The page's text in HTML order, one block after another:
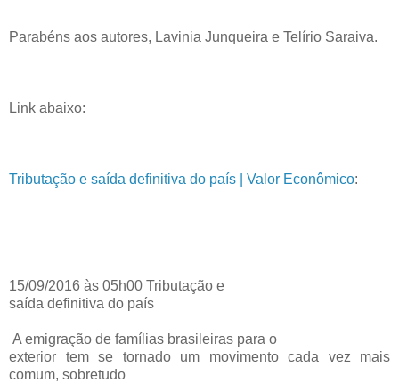
Parabéns aos autores, Lavinia Junqueira e Telírio Saraiva.
Link abaixo:
Tributação e saída definitiva do país | Valor Econômico:
15/09/2016 às 05h00 Tributação e
saída definitiva do país
A emigração de famílias brasileiras para o
exterior tem se tornado um movimento cada vez mais
comum, sobretudo